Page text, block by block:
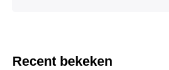
Recent bekeken